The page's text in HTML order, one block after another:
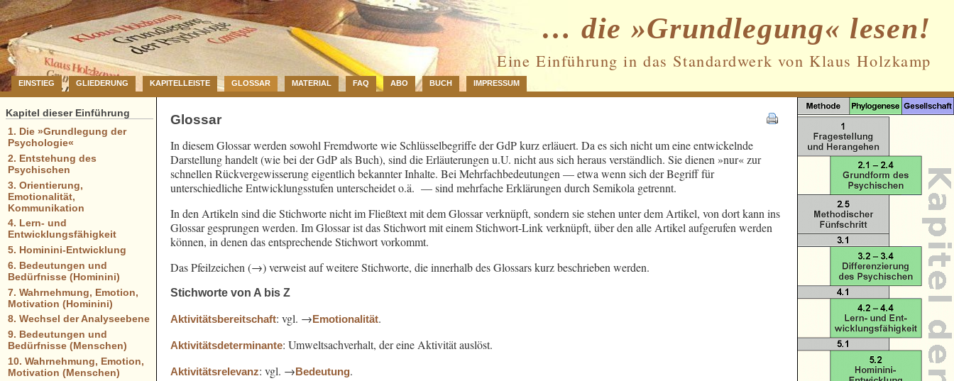
… die »Grundlegung« lesen!
Eine Einführung in das Standardwerk von Klaus Holzkamp
EINSTIEG GLIEDERUNG KAPITELLEISTE GLOSSAR MATERIAL FAQ ABO BUCH IMPRESSUM
Glossar
In diesem Glossar werden sowohl Fremdworte wie Schlüsselbegriffe der GdP kurz erläuert. Da es sich nicht um eine entwickelnde
Darstellung handelt (wie bei der GdP als Buch), sind die Erläuterungen u.U. nicht aus sich heraus verständlich. Sie dienen »nur« zur
schnellen Rückvergewisserung eigentlich bekannter Inhalte. Bei Mehrfachbedeutungen — etwa wenn sich der Begriff für
unterschiedliche Entwicklungsstufen unterscheidet o.ä. — sind mehrfache Erklärungen durch Semikola getrennt.
In den Artikeln sind die Stichworte nicht im Fließtext mit dem Glossar verknüpft, sondern sie stehen unter dem Artikel, von dort kann ins
Glossar gesprungen werden. Im Glossar ist das Stichwort mit einem Stichwort-Link verknüpft, über den alle Artikel aufgerufen werden
können, in denen das entsprechende Stichwort vorkommt.
Das Pfeilzeichen (→) verweist auf weitere Stichworte, die innerhalb des Glossars kurz beschrieben werden.
Stichworte von A bis Z
Aktivitätsbereitschaft: vgl. →Emotionalität.
Aktivitätsdeterminante: Umweltsachverhalt, der eine Aktivität auslöst.
Aktivitätsrelevanz: vgl. →Bedeutung.
Kapitel dieser Einführung
1. Die »Grundlegung der
Psychologie«
2. Entstehung des
Psychischen
3. Orientierung,
Emotionalität,
Kommunikation
4. Lern- und
Entwicklungsfähigkeit
5. Hominini-Entwicklung
6. Bedeutungen und
Bedürfnisse (Hominini)
7. Wahrnehmung, Emotion,
Motivation (Hominini)
8. Wechsel der Analyseebene
9. Bedeutungen und
Bedürfnisse (Menschen)
10. Wahrnehmung, Emotion,
Motivation (Menschen)
Datenschutz und Cookies: Diese Website
verwendet Cookies. Wenn du die Website
weiterhin nutzt, stimmst du der
Verwendung von Cookies zu.
Weitere Informationen, beispielsweise zur
Kontrolle von Cookies, findest du hier:
Cookie-Richtlinie